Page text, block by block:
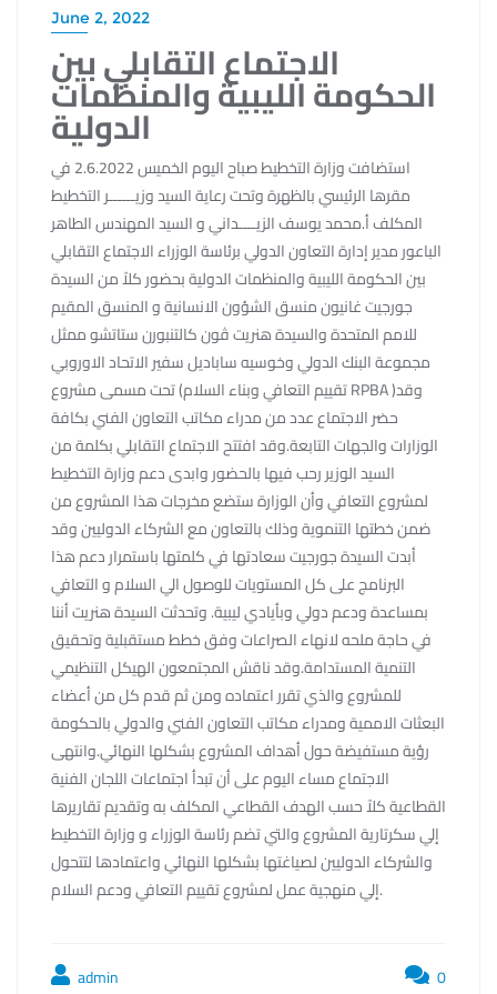
June 2, 2022
الاجتماع التقابلي بين
الحكومة الليبية والمنظمات
الدولية
استضافت وزارة التخطيط صباح اليوم الخميس 2.6.2022 في
مقرها الرئيسي بالظهرة وتحت رعاية السيد وزيــــــر التخطيط
المكلف أ.محمد يوسف الزيــــداني و السيد المهندس الطاهر
الباعور مدير إدارة التعاون الدولي برئاسة الوزراء الاجتماع التقابلي
بين الحكومة الليبية والمنظمات الدولية بحضور كلاً من السيدة
جورجيت غانيون منسق الشؤون الانسانية و المنسق المقيم
للامم المتحدة والسيدة هنريت ڤون كالتنبورن ستاتشو ممثل
مجموعة البنك الدولي وخوسيه ساباديل سفير الاتحاد الاوروبي
تحت مسمى مشروع (تقييم التعافي وبناء السلام RPBA )وقد
حضر الاجتماع عدد من مدراء مكاتب التعاون الفني بكافة
الوزارات والجهات التابعة.وقد افتتح الاجتماع التقابلي بكلمة من
السيد الوزير رحب فيها بالحضور وابدى دعم وزارة التخطيط
لمشروع التعافي وأن الوزارة ستضع مخرجات هذا المشروع من
ضمن خطتها التنموية وذلك بالتعاون مع الشركاء الدوليين وقد
أبدت السيدة جورجيت سعادتها في كلمتها باستمرار دعم هذا
البرنامج على كل المستويات للوصول الي السلام و التعافي
بمساعدة ودعم دولي وبأيادي ليبية. وتحدثت السيدة هنريت أننا
في حاجة ملحه لانهاء الصراعات وفق خطط مستقبلية وتحقيق
التنمية المستدامة.وقد ناقش المجتمعون الهيكل التنظيمي
للمشروع والذي تقرر اعتماده ومن ثم قدم كل من أعضاء
البعثات الاممية ومدراء مكاتب التعاون الفني والدولي بالحكومة
رؤية مستفيضة حول أهداف المشروع بشكلها النهائي.وانتهى
الاجتماع مساء اليوم على أن تبدأ اجتماعات اللجان الفنية
القطاعية كلاً حسب الهدف القطاعي المكلف به وتقديم تقاريرها
إلي سكرتارية المشروع والتي تضم رئاسة الوزراء و وزارة التخطيط
والشركاء الدوليين لصياغتها بشكلها النهائي واعتمادها لتتحول
إلي منهجية عمل لمشروع تقييم التعافي ودعم السلام.
admin 0